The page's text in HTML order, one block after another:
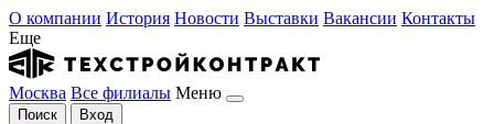
О компании История Новости Выставки Вакансии Контакты
Еще
Москва Все филиалы Меню
Поиск Вход